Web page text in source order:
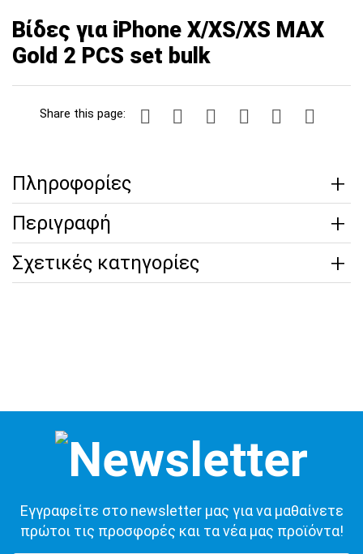
Βίδες για iPhone X/XS/XS MAX
Gold 2 PCS set bulk
Share this page:
Πληροφορίες
Περιγραφή
Σχετικές κατηγορίες
Εγγραφείτε στο newsletter μας για να μαθαίνετε
πρώτοι τις προσφορές και τα νέα μας προϊόντα!